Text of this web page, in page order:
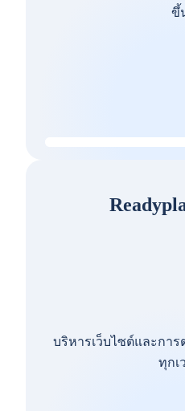
ขึ้
บริหารเว็บไซต์และกา
ทุกเ